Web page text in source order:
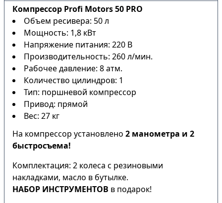
Компрессор Profi Motors 50 PRO
Объем ресивера: 50 л
Мощность: 1,8 кВт
Напряжение питания: 220 В
Производительность: 260 л/мин.
Рабочее давление: 8 атм.
Количество цилиндров: 1
Тип: поршневой компрессор
Привод: прямой
Вес: 27 кг
На компрессор установлено 2 манометра и 2
быстросъема!
Комплектация: 2 колеса с резиновыми
накладками, масло в бутылке.
НАБОР ИНСТРУМЕНТОВ в подарок!